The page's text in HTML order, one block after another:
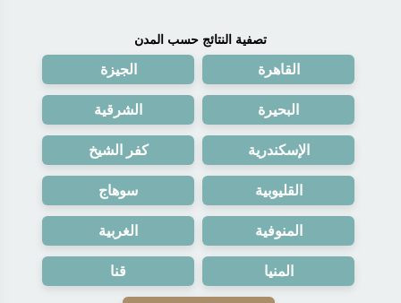
تصفية النتائج حسب المدن
القاهرة الجيزة
البحيرة الشرقية
الإسكندرية كفر الشيخ
القليوبية سوهاج
المنوفية الغربية
المنيا قنا